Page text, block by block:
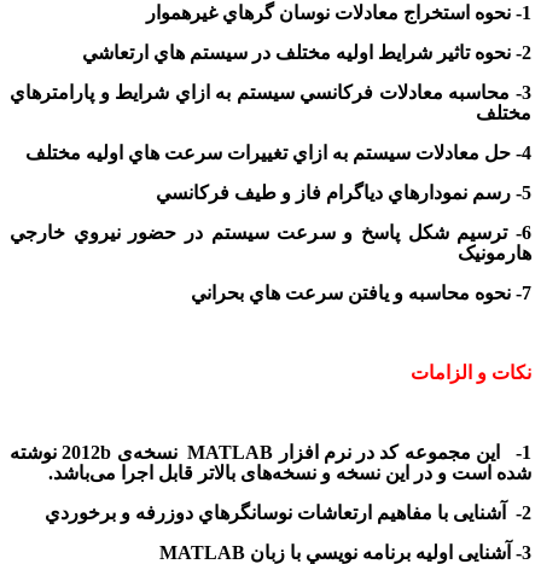
1- نحوه استخراج معادلات نوسان گرهاي غيرهموار
2- نحوه تاثير شرايط اوليه مختلف در سيستم هاي ارتعاشي
3- محاسبه معادلات فرکانسي سيستم به ازاي شرايط و پارامترهاي
مختلف
4- حل معادلات سيستم به ازاي تغييرات سرعت هاي اوليه مختلف
5- رسم نمودارهاي دياگرام فاز و طيف فرکانسي
6- ترسيم شکل پاسخ و سرعت سيستم در حضور نيروي خارجي
هارمونيک
7- نحوه محاسبه و يافتن سرعت هاي بحراني
نکات و الزامات
1- این مجموعه کد در نرم افزار MATLAB نسخه‌ی 2012b نوشته
شده است و در این نسخه و نسخه‌های بالاتر قابل اجرا می‌باشد.
2- آشنایی با مفاهيم ارتعاشات نوسانگرهاي دوزرفه و برخوردي
3- آشنایی اوليه برنامه نويسي با زبان MATLAB